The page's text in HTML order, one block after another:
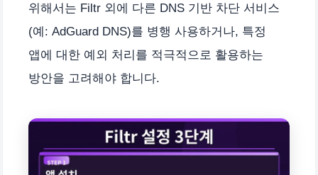
위해서는 Filtr 외에 다른 DNS 기반 차단 서비스
(예: AdGuard DNS)를 병행 사용하거나, 특정
앱에 대한 예외 처리를 적극적으로 활용하는
방안을 고려해야 합니다.